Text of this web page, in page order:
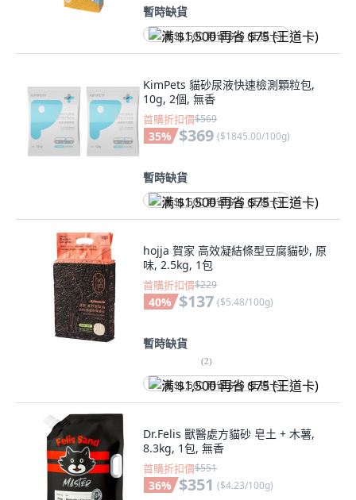
暫時缺貨
满 $1,500 再省 $75 (王道卡)
KimPets 貓砂尿液快速檢測顆粒包,
10g, 2個, 無香
首購折扣價$569
35% $369 ($1845.00/100g)
暫時缺貨
满 $1,500 再省 $75 (王道卡)
hojja 賀家 高效凝結條型豆腐貓砂, 原
味, 2.5kg, 1包
首購折扣價$229
40% $137 ($5.48/100g)
暫時缺貨
(2)
满 $1,500 再省 $75 (王道卡)
Dr.Felis 獸醫處方貓砂 皂土 + 木薯,
8.3kg, 1包, 無香
首購折扣價$551
36% $351 ($4.23/100g)